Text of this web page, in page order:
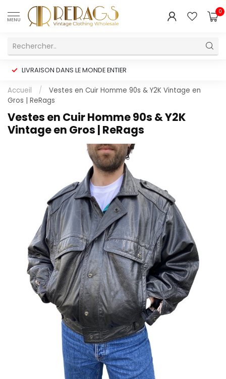
MENU
0
LIVRAISON DANS LE MONDE ENTIER
Accueil /
Vestes en Cuir Homme 90s & Y2K Vintage en
Gros | ReRags
Vestes en Cuir Homme 90s & Y2K
Vintage en Gros | ReRags